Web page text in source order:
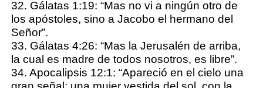
32. Gálatas 1:19: “Mas no vi a ningún otro de
los apóstoles, sino a Jacobo el hermano del
Señor”.
33. Gálatas 4:26: “Mas la Jerusalén de arriba,
la cual es madre de todos nosotros, es libre”.
34. Apocalipsis 12:1: “Apareció en el cielo una